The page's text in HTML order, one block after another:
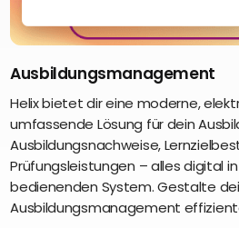
Ausbildungsmanagement
Helix bietet dir eine moderne,
umfassende Lösung für dein
Ausbildungsnachweise,
Prüfungsleistungen – alles digital
bedienenden System. Gestalte
Ausbildungsmanagement